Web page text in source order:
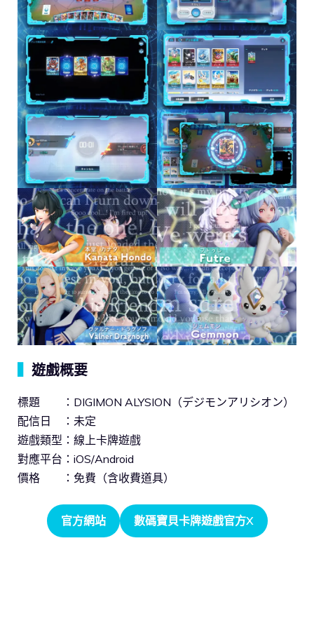
遊戲概要
標題 ：DIGIMON ALYSION（デジモンアリシオン）
配信日 ：未定
遊戲類型：線上卡牌遊戲
對應平台：iOS/Android
價格 ：免費（含收費道具）
官方網站 數碼寶貝卡牌遊戲官方X